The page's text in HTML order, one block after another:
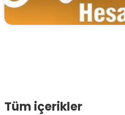
Tüm içerikler